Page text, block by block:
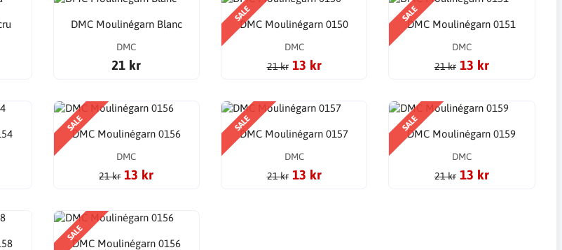
DMC Moulinégarn Blanc
DMC
21 kr
SALE
DMC Moulinégarn 0150
DMC
21 kr 13 kr
SALE
DMC Moulinégarn 0151
DMC
21 kr 13 kr
SALE
DMC Moulinégarn 0156
DMC
21 kr 13 kr
SALE
DMC Moulinégarn 0157
DMC
21 kr 13 kr
SALE
DMC Moulinégarn 0159
DMC
21 kr 13 kr
SALE
DMC Moulinégarn 0156